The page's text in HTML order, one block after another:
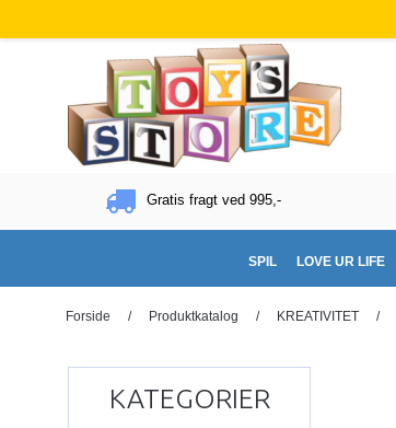
Gratis fragt ved 995,-
SPIL LOVE UR LIFE
Forside / Produktkatalog / KREATIVITET /
KATEGORIER